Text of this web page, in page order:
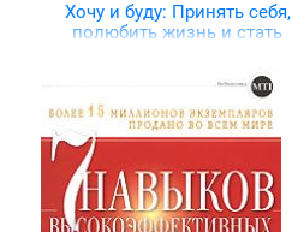
Хочу и буду: Принять себя,
полюбить жизнь и стать